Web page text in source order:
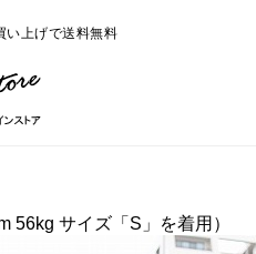
い上げで送料無料
56kg サイズ「S」を着用）